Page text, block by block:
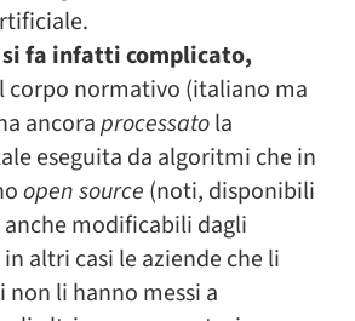
fa infatti complicato,
corpo normativo (italiano ma
ancoraprocessatola
eseguita da algoritmi che in
open source (noti, disponibili
modificabili dagli
altri casi le aziende che li
li hanno messi a